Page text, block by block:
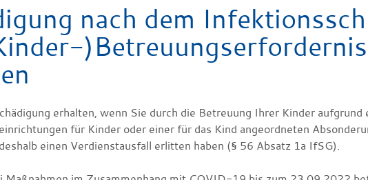
nach dem
)Betreuungserfordernis
erhalten, wenn Sie durch die Betreuung Ihrer Kinder aufgrund
für Kinder oder einer für das Kind angeordneten
einen Verdienstausfall erlitten haben (§ 56 Absatz 1a IfSG).